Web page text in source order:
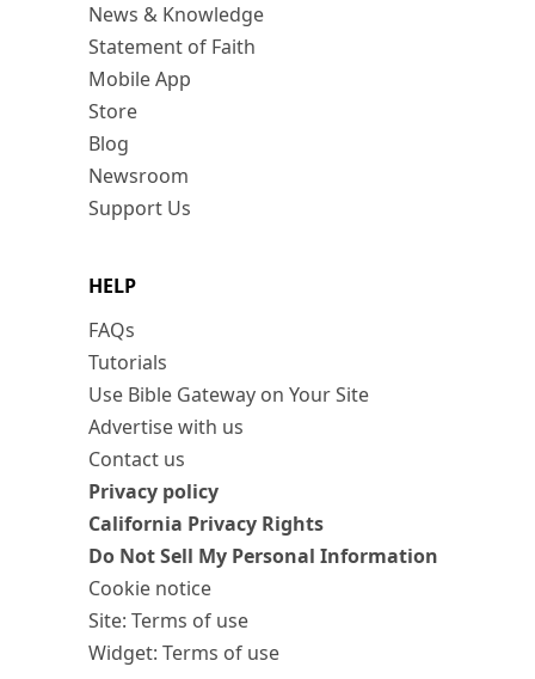
News & Knowledge
Statement of Faith
Mobile App
Store
Blog
Newsroom
Support Us
HELP
FAQs
Tutorials
Use Bible Gateway on Your Site
Advertise with us
Contact us
Privacy policy
California Privacy Rights
Do Not Sell My Personal Information
Cookie notice
Site: Terms of use
Widget: Terms of use